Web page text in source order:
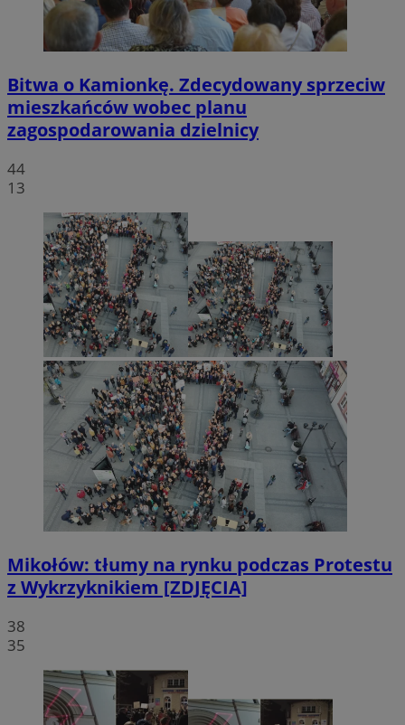
Bitwa o Kamionkę. Zdecydowany sprzeciw
mieszkańców wobec planu
zagospodarowania dzielnicy
44
13
Mikołów: tłumy na rynku podczas Protestu
z Wykrzyknikiem [ZDJĘCIA]
38
35